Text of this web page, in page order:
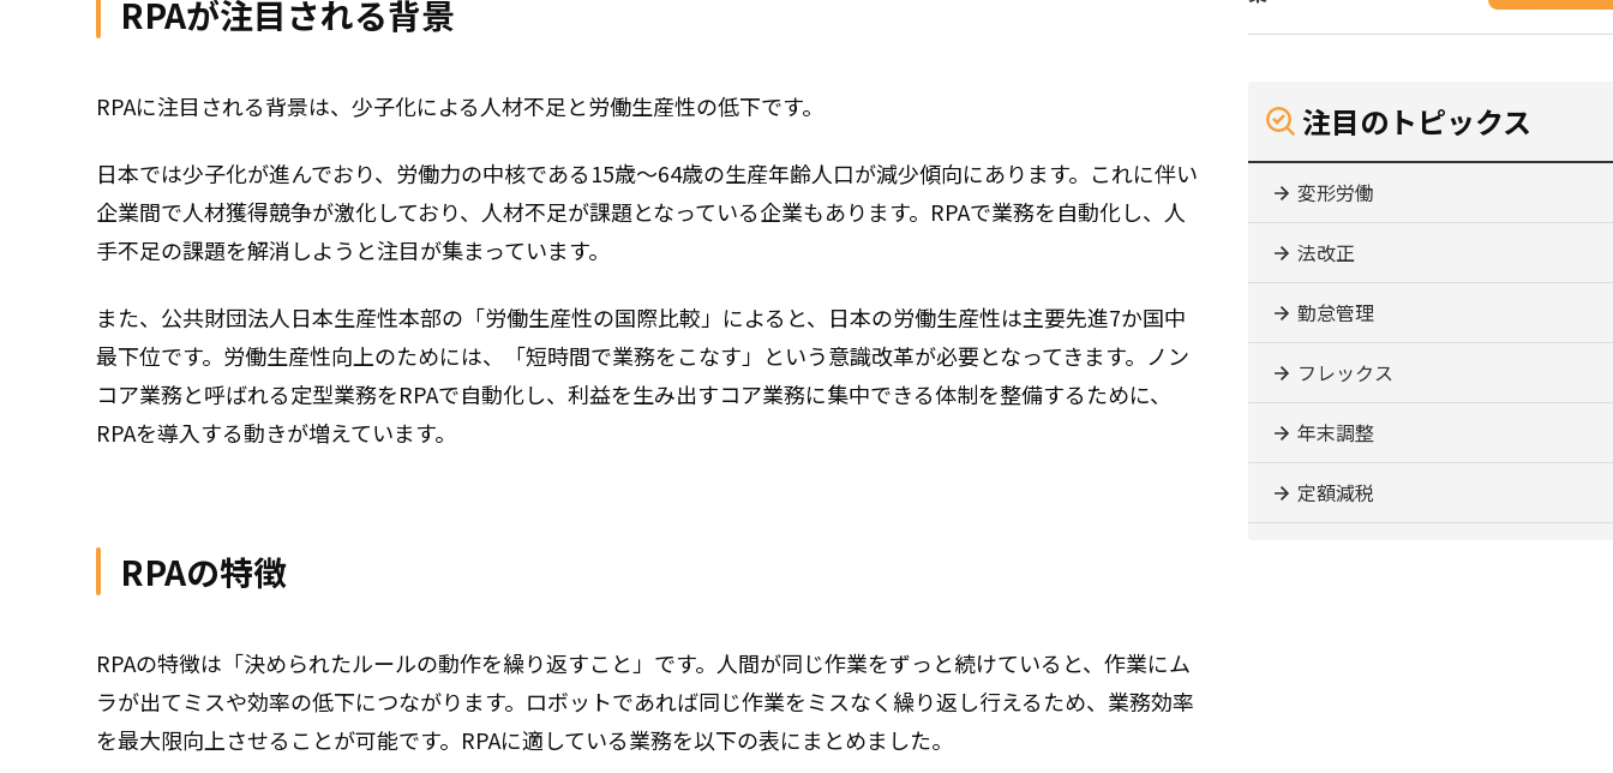
RPAが注目される背景
RPAに注目される背景は、少子化による人材不足と労働生産性の低下です。
日本では少子化が進んでおり、労働力の中核である15歳～64歳の生産年齢人口が減少傾向にあります。これに伴い
企業間で人材獲得競争が激化しており、人材不足が課題となっている企業もあります。RPAで業務を自動化し、人
手不足の課題を解消しようと注目が集まっています。
また、公共財団法人日本生産性本部の「労働生産性の国際比較」によると、日本の労働生産性は主要先進7か国中
最下位です。労働生産性向上のためには、「短時間で業務をこなす」という意識改革が必要となってきます。ノン
コア業務と呼ばれる定型業務をRPAで自動化し、利益を生み出すコア業務に集中できる体制を整備するために、
RPAを導入する動きが増えています。
RPAの特徴
RPAの特徴は「決められたルールの動作を繰り返すこと」です。人間が同じ作業をずっと続けていると、作業にム
ラが出てミスや効率の低下につながります。ロボットであれば同じ作業をミスなく繰り返し行えるため、業務効率
を最大限向上させることが可能です。RPAに適している業務を以下の表にまとめました。
注目のトピックス
変形労働
法改正
勤怠管理
フレックス
年末調整
定額減税